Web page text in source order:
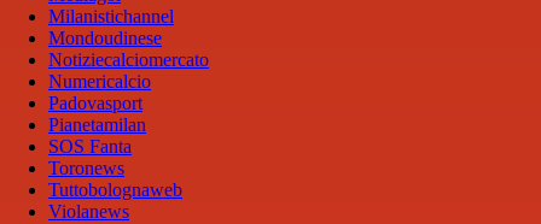
Milanistichannel
Mondoudinese
Notiziecalciomercato
Numericalcio
Padovasport
Pianetamilan
SOS Fanta
Toronews
Tuttobolognaweb
Violanews